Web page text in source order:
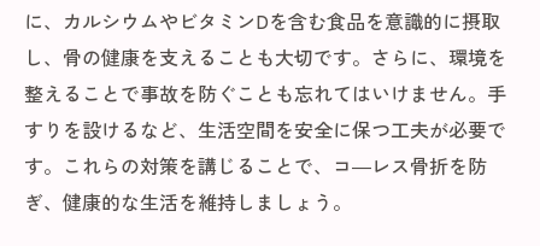
に、カルシウムやビタミンDを含む食品を意識的に摂取
し、骨の健康を支えることも大切です。さらに、環境を
整えることで事故を防ぐことも忘れてはいけません。手
すりを設けるなど、生活空間を安全に保つ工夫が必要で
す。これらの対策を講じることで、コ―レス骨折を防
ぎ、健康的な生活を維持しましょう。